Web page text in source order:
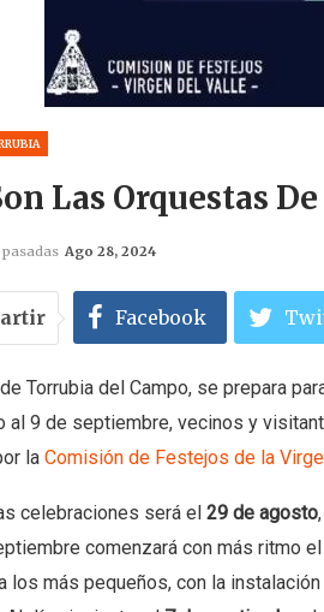
Las Orquestas
Ago 28, 2024
Facebook
Torrubia del Campo, se prepara
al 9 de septiembre, vecinos y
la Comisión de Festejos de la
celebraciones será el 29 de agosto
comenzará con más ritmo el
los más pequeños, con la instalación